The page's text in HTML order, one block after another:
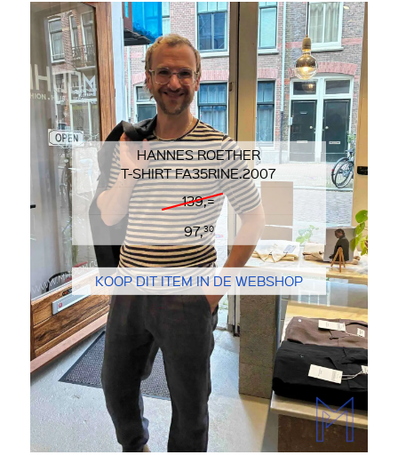
HANNES ROETHER
T-SHIRT FA35RINE.2007
139,=
97,30
KOOP DIT ITEM IN DE WEBSHOP